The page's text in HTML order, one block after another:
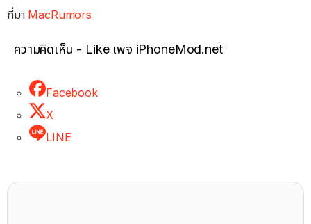
ที่มา MacRumors
ความคิดเห็น - Like เพจ iPhoneMod.net
Facebook
X
LINE